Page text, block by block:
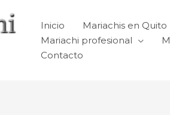
Inicio Mariachis en Quito
Mariachi profesional
Contacto